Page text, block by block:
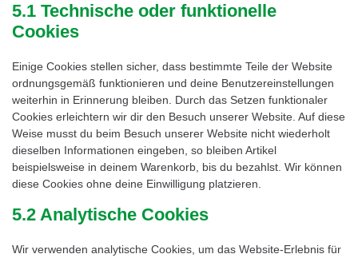
5.1 Technische oder funktionelle
Cookies
Einige Cookies stellen sicher, dass bestimmte Teile der Website
ordnungsgemäß funktionieren und deine Benutzereinstellungen
weiterhin in Erinnerung bleiben. Durch das Setzen funktionaler
Cookies erleichtern wir dir den Besuch unserer Website. Auf diese
Weise musst du beim Besuch unserer Website nicht wiederholt
dieselben Informationen eingeben, so bleiben Artikel
beispielsweise in deinem Warenkorb, bis du bezahlst. Wir können
diese Cookies ohne deine Einwilligung platzieren.
5.2 Analytische Cookies
Wir verwenden analytische Cookies, um das Website-Erlebnis für